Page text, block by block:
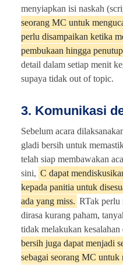
menyiapkan isi naskah
seorang MC untuk
perlu disampaikan ketika
pembukaan hingga
detail dalam setiap menit
supaya tidak out of topic.
3. Komunikasi
Sebelum acara
gladi bersih untuk
telah siap membawakan
sini, C dapat
kepada panitia untuk
ada yang miss. RTak perlu
dirasa kurang paham,
tidak melakukan kesalahan
bersih juga dapat menjadi
sebagai seorang MC untuk